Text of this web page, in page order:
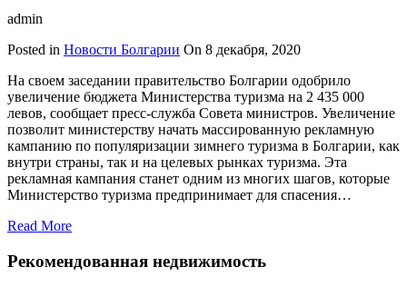
admin
Posted in Новости Болгарии On 8 декабря, 2020
На своем заседании правительство Болгарии одобрило
увеличение бюджета Министерства туризма на 2 435 000
левов, сообщает пресс-служба Совета министров. Увеличение
позволит министерству начать массированную рекламную
кампанию по популяризации зимнего туризма в Болгарии, как
внутри страны, так и на целевых рынках туризма. Эта
рекламная кампания станет одним из многих шагов, которые
Министерство туризма предпринимает для спасения…
Read More
Рекомендованная недвижимость